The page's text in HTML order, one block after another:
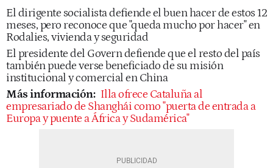
El dirigente socialista defiende el buen hacer de estos 12
meses, pero reconoce que "queda mucho por hacer" en
Rodalies, vivienda y seguridad
El presidente del Govern defiende que el resto del país
también puede verse beneficiado de su misión
institucional y comercial en China
Más información: Illa ofrece Cataluña al
empresariado de Shanghái como "puerta de entrada a
Europa y puente a África y Sudamérica"